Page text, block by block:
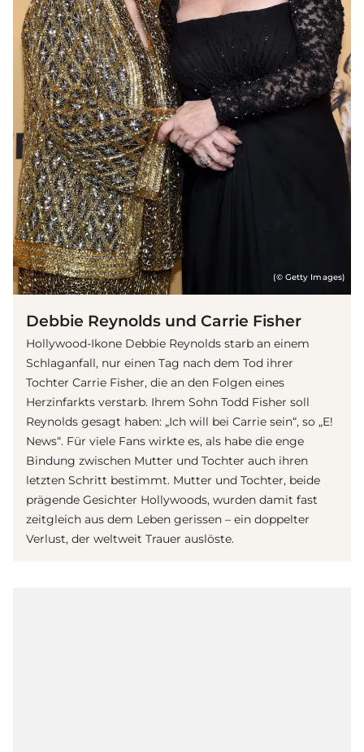
(© Getty Images)
Debbie Reynolds und Carrie Fisher
Hollywood-Ikone Debbie Reynolds starb an einem
Schlaganfall, nur einen Tag nach dem Tod ihrer
Tochter Carrie Fisher, die an den Folgen eines
Herzinfarkts verstarb. Ihrem Sohn Todd Fisher soll
Reynolds gesagt haben: „Ich will bei Carrie sein“, so „E!
News“. Für viele Fans wirkte es, als habe die enge
Bindung zwischen Mutter und Tochter auch ihren
letzten Schritt bestimmt. Mutter und Tochter, beide
prägende Gesichter Hollywoods, wurden damit fast
zeitgleich aus dem Leben gerissen – ein doppelter
Verlust, der weltweit Trauer auslöste.